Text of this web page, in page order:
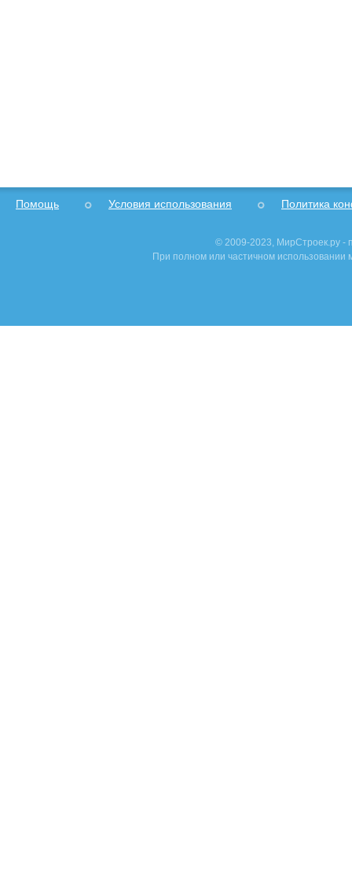
Помощь Условия использования Политика
© 2009-2023, МирСтроек.ру -
При полном или частичном использовании